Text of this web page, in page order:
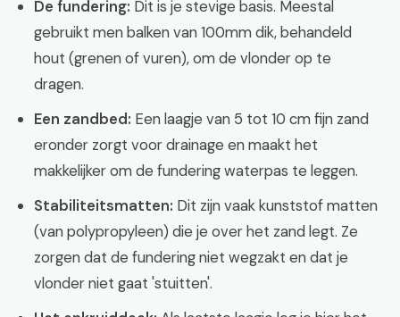
De fundering: Dit is je stevige basis. Meestal
gebruikt men balken van 100mm dik, behandeld
hout (grenen of vuren), om de vlonder op te
dragen.
Een zandbed: Een laagje van 5 tot 10 cm fijn zand
eronder zorgt voor drainage en maakt het
makkelijker om de fundering waterpas te leggen.
Stabiliteitsmatten: Dit zijn vaak kunststof matten
(van polypropyleen) die je over het zand legt. Ze
zorgen dat de fundering niet wegzakt en dat je
vlonder niet gaat 'stuitten'.